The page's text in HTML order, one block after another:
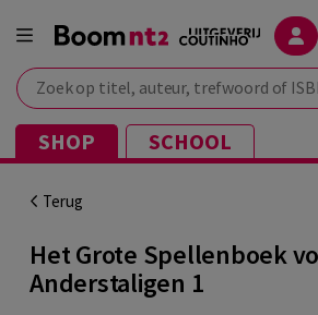
Zoek op titel, auteur, trefwoord of ISBN
SHOP SCHOOL
Terug
Het Grote Spellenboek
Anderstaligen 1